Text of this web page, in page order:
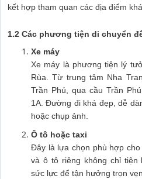
kết hợp tham quan các địa điểm
1.2 Các phương tiện di chuyển
Xe máy
Xe máy là phương tiện lý
Rùa. Từ trung tâm Nha
Trần Phú, qua cầu Trần
1A. Đường đi khá đẹp, dễ
hoặc chụp ảnh.
Ô tô hoặc taxi
Đây là lựa chọn phù hợp
và ô tô riêng không chỉ tiện
sức lực để tận hưởng trọn